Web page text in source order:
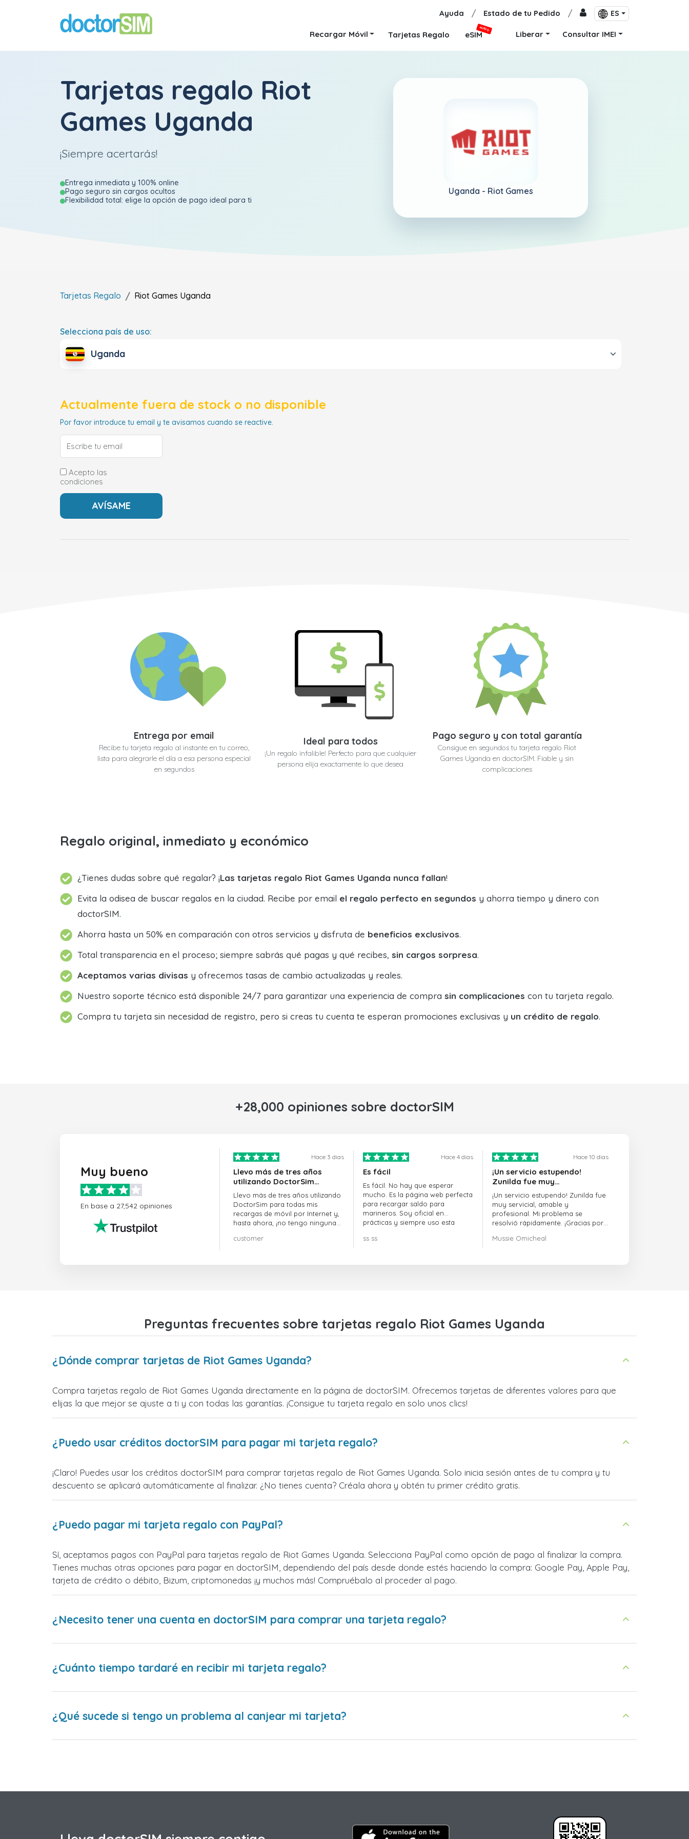
Ayuda / Estado de tu Pedido / ES
Recargar Móvil Tarjetas Regalo eSIM
NUEVO
Liberar Consultar IMEI
Tarjetas regalo Riot
Games Uganda
¡Siempre acertarás!
Entrega inmediata y 100% online
Pago seguro sin cargos ocultos
Flexibilidad total: elige la opción de pago ideal para ti
Uganda - Riot Games
Tarjetas Regalo Riot Games Uganda
Selecciona país de uso:
Uganda
Actualmente fuera de stock o no disponible
Por favor introduce tu email y te avisamos cuando se reactive.
Acepto las
condiciones
Entrega por email
Recibe tu tarjeta regalo al instante en tu correo,
lista para alegrarle el día a esa persona especial
en segundos
Ideal para todos
¡Un regalo infalible! Perfecto para que cualquier
persona elija exactamente lo que desea
Pago seguro y con total garantía
Consigue en segundos tu tarjeta regalo Riot
Games Uganda en doctorSIM. Fiable y sin
complicaciones
Regalo original, inmediato y económico
¿Tienes dudas sobre qué regalar? ¡Las tarjetas regalo Riot Games Uganda nunca fallan!
Evita la odisea de buscar regalos en la ciudad. Recibe por email el regalo perfecto en segundos y ahorra tiempo y dinero con
doctorSIM.
Ahorra hasta un 50% en comparación con otros servicios y disfruta de beneficios exclusivos.
Total transparencia en el proceso; siempre sabrás qué pagas y qué recibes, sin cargos sorpresa.
Aceptamos varias divisas y ofrecemos tasas de cambio actualizadas y reales.
Nuestro soporte técnico está disponible 24/7 para garantizar una experiencia de compra sin complicaciones con tu tarjeta regalo.
Compra tu tarjeta sin necesidad de registro, pero si creas tu cuenta te esperan promociones exclusivas y un crédito de regalo.
+28,000 opiniones sobre doctorSIM
Muy bueno
En base a 27,542 opiniones
Hace 3 dias
Llevo más de tres años
utilizando DoctorSim…
Llevo más de tres años utilizando
DoctorSim para todas mis
recargas de móvil por Internet y,
hasta ahora, ¡no tengo ninguna
customer
Hace 4 dias
Es fácil
Es fácil. No hay que esperar
mucho. Es la página web perfecta
para recargar saldo para
marineros. Soy oficial en
prácticas y siempre uso esta
ss ss
Hace 10 dias
¡Un servicio estupendo!
Zunilda fue muy…
¡Un servicio estupendo! Zunilda fue
muy servicial, amable y
profesional. Mi problema se
resolvió rápidamente. ¡Gracias por
Mussie Omicheal
Preguntas frecuentes sobre tarjetas regalo Riot Games Uganda
¿Dónde comprar tarjetas de Riot Games Uganda?
Compra tarjetas regalo de Riot Games Uganda directamente en la página de doctorSIM. Ofrecemos tarjetas de diferentes valores para que
elijas la que mejor se ajuste a ti y con todas las garantías. ¡Consigue tu tarjeta regalo en solo unos clics!
¿Puedo usar créditos doctorSIM para pagar mi tarjeta regalo?
¡Claro! Puedes usar los créditos doctorSIM para comprar tarjetas regalo de Riot Games Uganda. Solo inicia sesión antes de tu compra y tu
descuento se aplicará automáticamente al finalizar. ¿No tienes cuenta? Créala ahora y obtén tu primer crédito gratis.
¿Puedo pagar mi tarjeta regalo con PayPal?
Sí, aceptamos pagos con PayPal para tarjetas regalo de Riot Games Uganda. Selecciona PayPal como opción de pago al finalizar la compra.
Tienes muchas otras opciones para pagar en doctorSIM, dependiendo del país desde donde estés haciendo la compra: Google Pay, Apple Pay,
tarjeta de crédito o débito, Bizum, criptomonedas ¡y muchos más! Compruébalo al proceder al pago.
¿Necesito tener una cuenta en doctorSIM para comprar una tarjeta regalo?
¿Cuánto tiempo tardaré en recibir mi tarjeta regalo?
¿Qué sucede si tengo un problema al canjear mi tarjeta?